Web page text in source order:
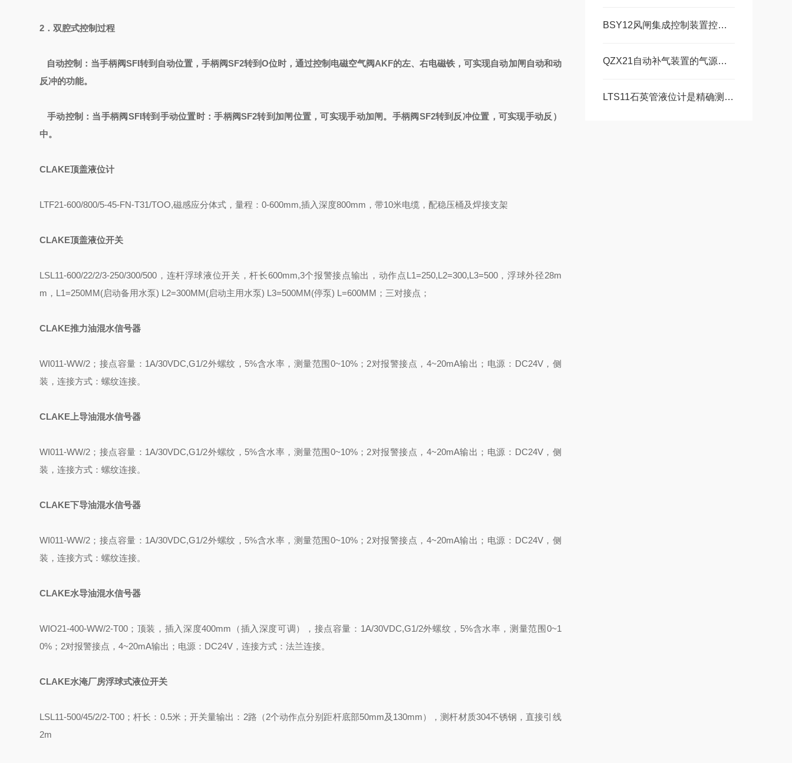
BSY12风闸集成控制装置控制原理和特点描述
QZX21自动补气装置的气源需求和供气方式介绍
LTS11石英管液位计是精确测量与可靠性保障
2．双腔式控制过程
自动控制：当手柄阀SFI转到自动位置，手柄阀SF2转到O位时，通过控制电磁空气阀AKF的左、右电磁铁，可实现自动加闸自动和动
反冲的功能。
手动控制：当手柄阀SFI转到手动位置时：手柄阀SF2转到加闸位置，可实现手动加闸。手柄阀SF2转到反冲位置，可实现手动反）
中。
CLAKE顶盖液位计
LTF21-600/800/5-45-FN-T31/TOO,磁感应分体式，量程：0-600mm,插入深度800mm ，带10米电缆，配稳压桶及焊接支架
CLAKE顶盖液位开关
LSL11-600/22/2/3-250/300/500 ，连杆浮球液位开关，杆长600mm,3个报警接点输出，动作点L1=250,L2=300,L3=500，浮球外径28m
m ， L1=250MM(启动备用水泵) L2=300MM(启动主用水泵) L3=500MM(停泵) L=600MM ；三对接点；
CLAKE推力油混水信号器
WI011-WW/2 ；接点容量： 1A/30VDC,G1/2外螺纹， 5%含水率，测量范围 0~10%； 2对报警接点， 4~20mA输出；电源： DC24V，侧
装，连接方式：螺纹连接。
CLAKE 上导油混水信号器
WI011-WW/2 ；接点容量： 1A/30VDC,G1/2外螺纹， 5%含水率，测量范围 0~10%； 2对报警接点， 4~20mA输出；电源： DC24V，侧
装，连接方式：螺纹连接。
CLAKE下导油混水信号器
WI011-WW/2 ；接点容量： 1A/30VDC,G1/2外螺纹， 5%含水率，测量范围 0~10%； 2对报警接点， 4~20mA输出；电源： DC24V，侧
装，连接方式：螺纹连接。
CLAKE水导油混水信号器
WIO21-400-WW/2-T00 ；顶装，插入深度400mm （插入深度可调），接点容量： 1A/30VDC,G1/2外螺纹， 5%含水率，测量范围 0~1
0% ； 2对报警接点，4~20mA输出；电源： DC24V ，连接方式：法兰连接。
CLAKE水淹厂房浮球式液位开关
LSL11-500/45/2/2-T00 ；杆长： 0.5米；开关量输出： 2路（2个动作点分别距杆底部50mm及 130mm），测杆材质304不锈钢，直接引线
2m